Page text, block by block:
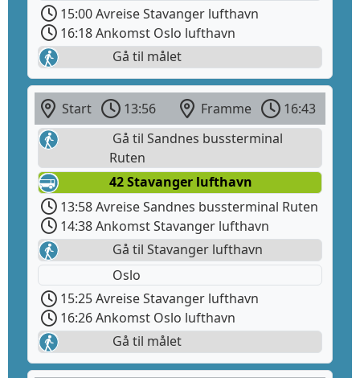
15:00 Avreise Stavanger lufthavn
16:18 Ankomst Oslo lufthavn
Gå til målet
Start 13:56 Framme
16:43
Gå til Sandnes bussterminal
Ruten
42 Stavanger lufthavn
13:58 Avreise Sandnes bussterminal Ruten
14:38 Ankomst Stavanger lufthavn
Gå til Stavanger lufthavn
Oslo
15:25 Avreise Stavanger lufthavn
16:26 Ankomst Oslo lufthavn
Gå til målet